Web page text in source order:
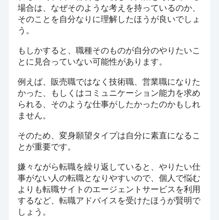
場合は、なぜそのような考えを持っているのか、
そのことを自分なりに理解したほうが良いでしょ
う。
もしかすると、職種そのものが自分のやりたいこ
とに見合っていない可能性があります。
例えば、販売職ではなく技術職、営業職になりた
かった、もしくはコミュニケーション能力を求め
られる、そのような仕事がしたかったのかもしれ
ません。
そのため、変身願望タイプは自分に素直になるこ
とが重要です。
嫌々ながら転職を繰り返していると、やりたい仕
事がない人の転職となりやすいので、個人で悩む
よりも転職サイトのエージェントサービスを利用
するなど、転職アドバイスを受けたほうが賢明で
しょう。